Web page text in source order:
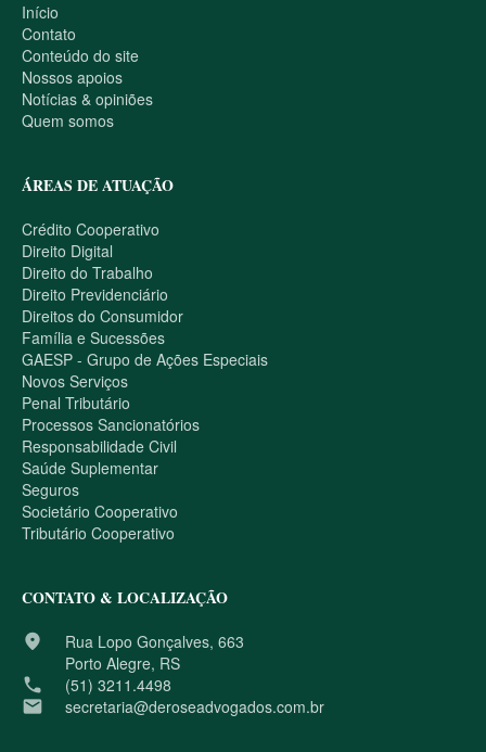
Início
Contato
Conteúdo do site
Nossos apoios
Notícias & opiniões
Quem somos
ÁREAS DE ATUAÇÃO
Crédito Cooperativo
Direito Digital
Direito do Trabalho
Direito Previdenciário
Direitos do Consumidor
Família e Sucessões
GAESP - Grupo de Ações Especiais
Novos Serviços
Penal Tributário
Processos Sancionatórios
Responsabilidade Civil
Saúde Suplementar
Seguros
Societário Cooperativo
Tributário Cooperativo
CONTATO & LOCALIZAÇÃO
place
Rua Lopo Gonçalves, 663
Porto Alegre, RS
phone
(51) 3211.4498
email
secretaria@deroseadvogados.com.br